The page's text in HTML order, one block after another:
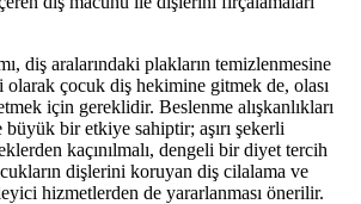
diş aralarındaki plakların temizlenmesine
olarak çocuk diş hekimine gitmek de, olası
için gereklidir. Beslenme alışkanlıkları
büyük bir etkiye sahiptir; aşırı şekerli
kaçınılmalı, dengeli bir diyet tercih
dişlerini koruyan diş cilalama ve
hizmetlerden de yararlanması önerilir.